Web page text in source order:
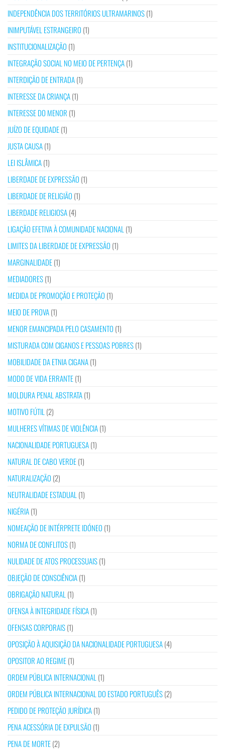
INDEPENDÊNCIA DOS TERRITÓRIOS ULTRAMARINOS(1)
INIMPUTÁVEL ESTRANGEIRO (1)
INSTITUCIONALIZAÇÃO (1)
INTEGRAÇÃO SOCIAL NO MEIO DE PERTENÇA(1)
INTERDIÇÃO DE ENTRADA(1)
INTERESSE DA CRIANÇA(1)
INTERESSE DO MENOR (1)
JUÍZO DE EQUIDADE(1)
JUSTA CAUSA(1)
LEI ISLÂMICA(1)
LIBERDADE DE EXPRESSÃO (1)
LIBERDADE DE RELIGIÃO (1)
LIBERDADE RELIGIOSA(4)
LIGAÇÃO EFETIVA À COMUNIDADE NACIONAL (1)
LIMITES DA LIBERDADE DE EXPRESSÃO (1)
MARGINALIDADE(1)
MEDIADORES(1)
MEDIDA DE PROMOÇÃO E PROTEÇÃO (1)
MEIO DE PROVA(1)
MENOR EMANCIPADA PELO CASAMENTO (1)
MISTURADA COM CIGANOS E PESSOAS POBRES(1)
MOBILIDADE DA ETNIA CIGANA(1)
MODO DE VIDA ERRANTE(1)
MOLDURA PENAL ABSTRATA(1)
MOTIVO FÚTIL (2)
MULHERES VÍTIMAS DE VIOLÊNCIA(1)
NACIONALIDADE PORTUGUESA(1)
NATURAL DE CABO VERDE(1)
NATURALIZAÇÃO (2)
NEUTRALIDADE ESTADUAL (1)
NIGÉRIA(1)
NOMEAÇÃO DE INTÉRPRETE IDÓNEO (1)
NORMA DE CONFLITOS(1)
NULIDADE DE ATOS PROCESSUAIS(1)
OBJEÇÃO DE CONSCIÊNCIA(1)
OBRIGAÇÃO NATURAL (1)
OFENSA À INTEGRIDADE FÍSICA(1)
OFENSAS CORPORAIS(1)
OPOSIÇÃO À AQUISIÇÃO DA NACIONALIDADE PORTUGUESA(4)
OPOSITOR AO REGIME(1)
ORDEM PÚBLICA INTERNACIONAL (1)
ORDEM PÚBLICA INTERNACIONAL DO ESTADO PORTUGUÊS(2)
PEDIDO DE PROTEÇÃO JURÍDICA(1)
PENA ACESSÓRIA DE EXPULSÃO (1)
PENA DE MORTE(2)